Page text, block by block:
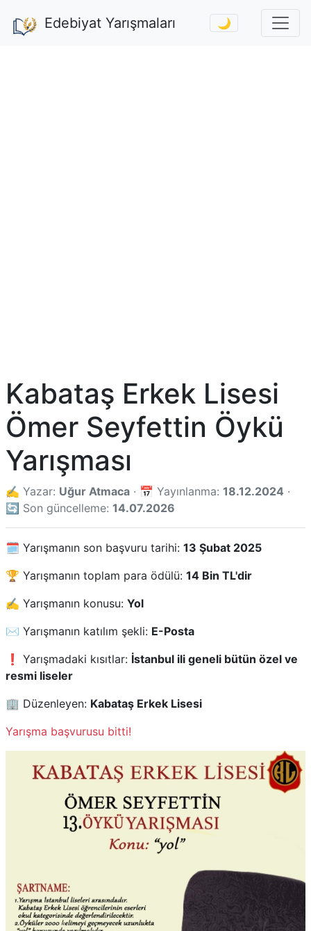
Edebiyat Yarışmaları 🌙
Kabataş Erkek Lisesi
Ömer Seyfettin Öykü
Yarışması
✍️ Yazar: Uğur Atmaca · 📅 Yayınlanma: 18.12.2024 ·
🔄 Son güncelleme: 14.07.2026
🗓️ Yarışmanın son başvuru tarihi: 13 Şubat 2025
🏆 Yarışmanın toplam para ödülü: 14 Bin TL'dir
✍️ Yarışmanın konusu: Yol
✉️ Yarışmanın katılım şekli: E-Posta
❗ Yarışmadaki kısıtlar: İstanbul ili geneli bütün özel ve
resmi liseler
🏢 Düzenleyen: Kabataş Erkek Lisesi
Yarışma başvurusu bitti!